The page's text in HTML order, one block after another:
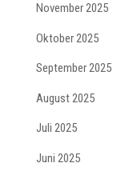
November 2025
Oktober 2025
September 2025
August 2025
Juli 2025
Juni 2025